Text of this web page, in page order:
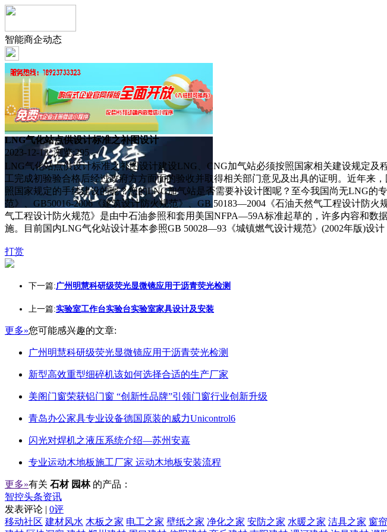
智能商企动态
LNG气化站点供设计标准之补图设计
2023-12-13 浏览:295
LNG气化站点供设计标准之补图设计建设LNG、CNG加气站必须按照国家相关建设规定
工完成初验验合格后经过政府方方面面的验收并取得相关部门意见及出具的证明。近年
照国家规定的手续建设的呢？您的LNG加气站是否需要补设计图呢？至今我国尚无LNG
范》、GB50016-2006《建筑设计防火规范》、GB 50183—2004《石油天然气工程设计防
气工程设计防火规范》是由中石油参照和套用美国NFPA—59A标准起草的，许多内容和
施。目前国内LNG气化站设计基本参照GB 50028—93《城镇燃气设计规范》(2002年版)设计
打赏
下一篇:广州明慧科研级荧光显微镜应用于沥青荧光检测
上一篇:实验室工作台实验台实验室家具设计及安装
更多»您可能感兴趣的文章:
广州明慧科研级荧光显微镜应用于沥青荧光检测
新型高效重型细碎机该如何选择合适的生产厂家
美阁门窗荣获铝门窗 “创新性品牌”引领门窗行业创新升级
青岛办公家具专业设备德国原装的威力Unicontrol6
闪光对焊机之液压系统介绍—苏州安嘉
专业运动木地板施工厂家 运动木地板安装流程
更多»有关 石材 园林 的产品：
智控头条资讯
发表评论 | 0评
移动社区 建材风水 木板之家 电工之家 壁纸之家 净化之家 安防之家 水暖之家 洁具之家 窗